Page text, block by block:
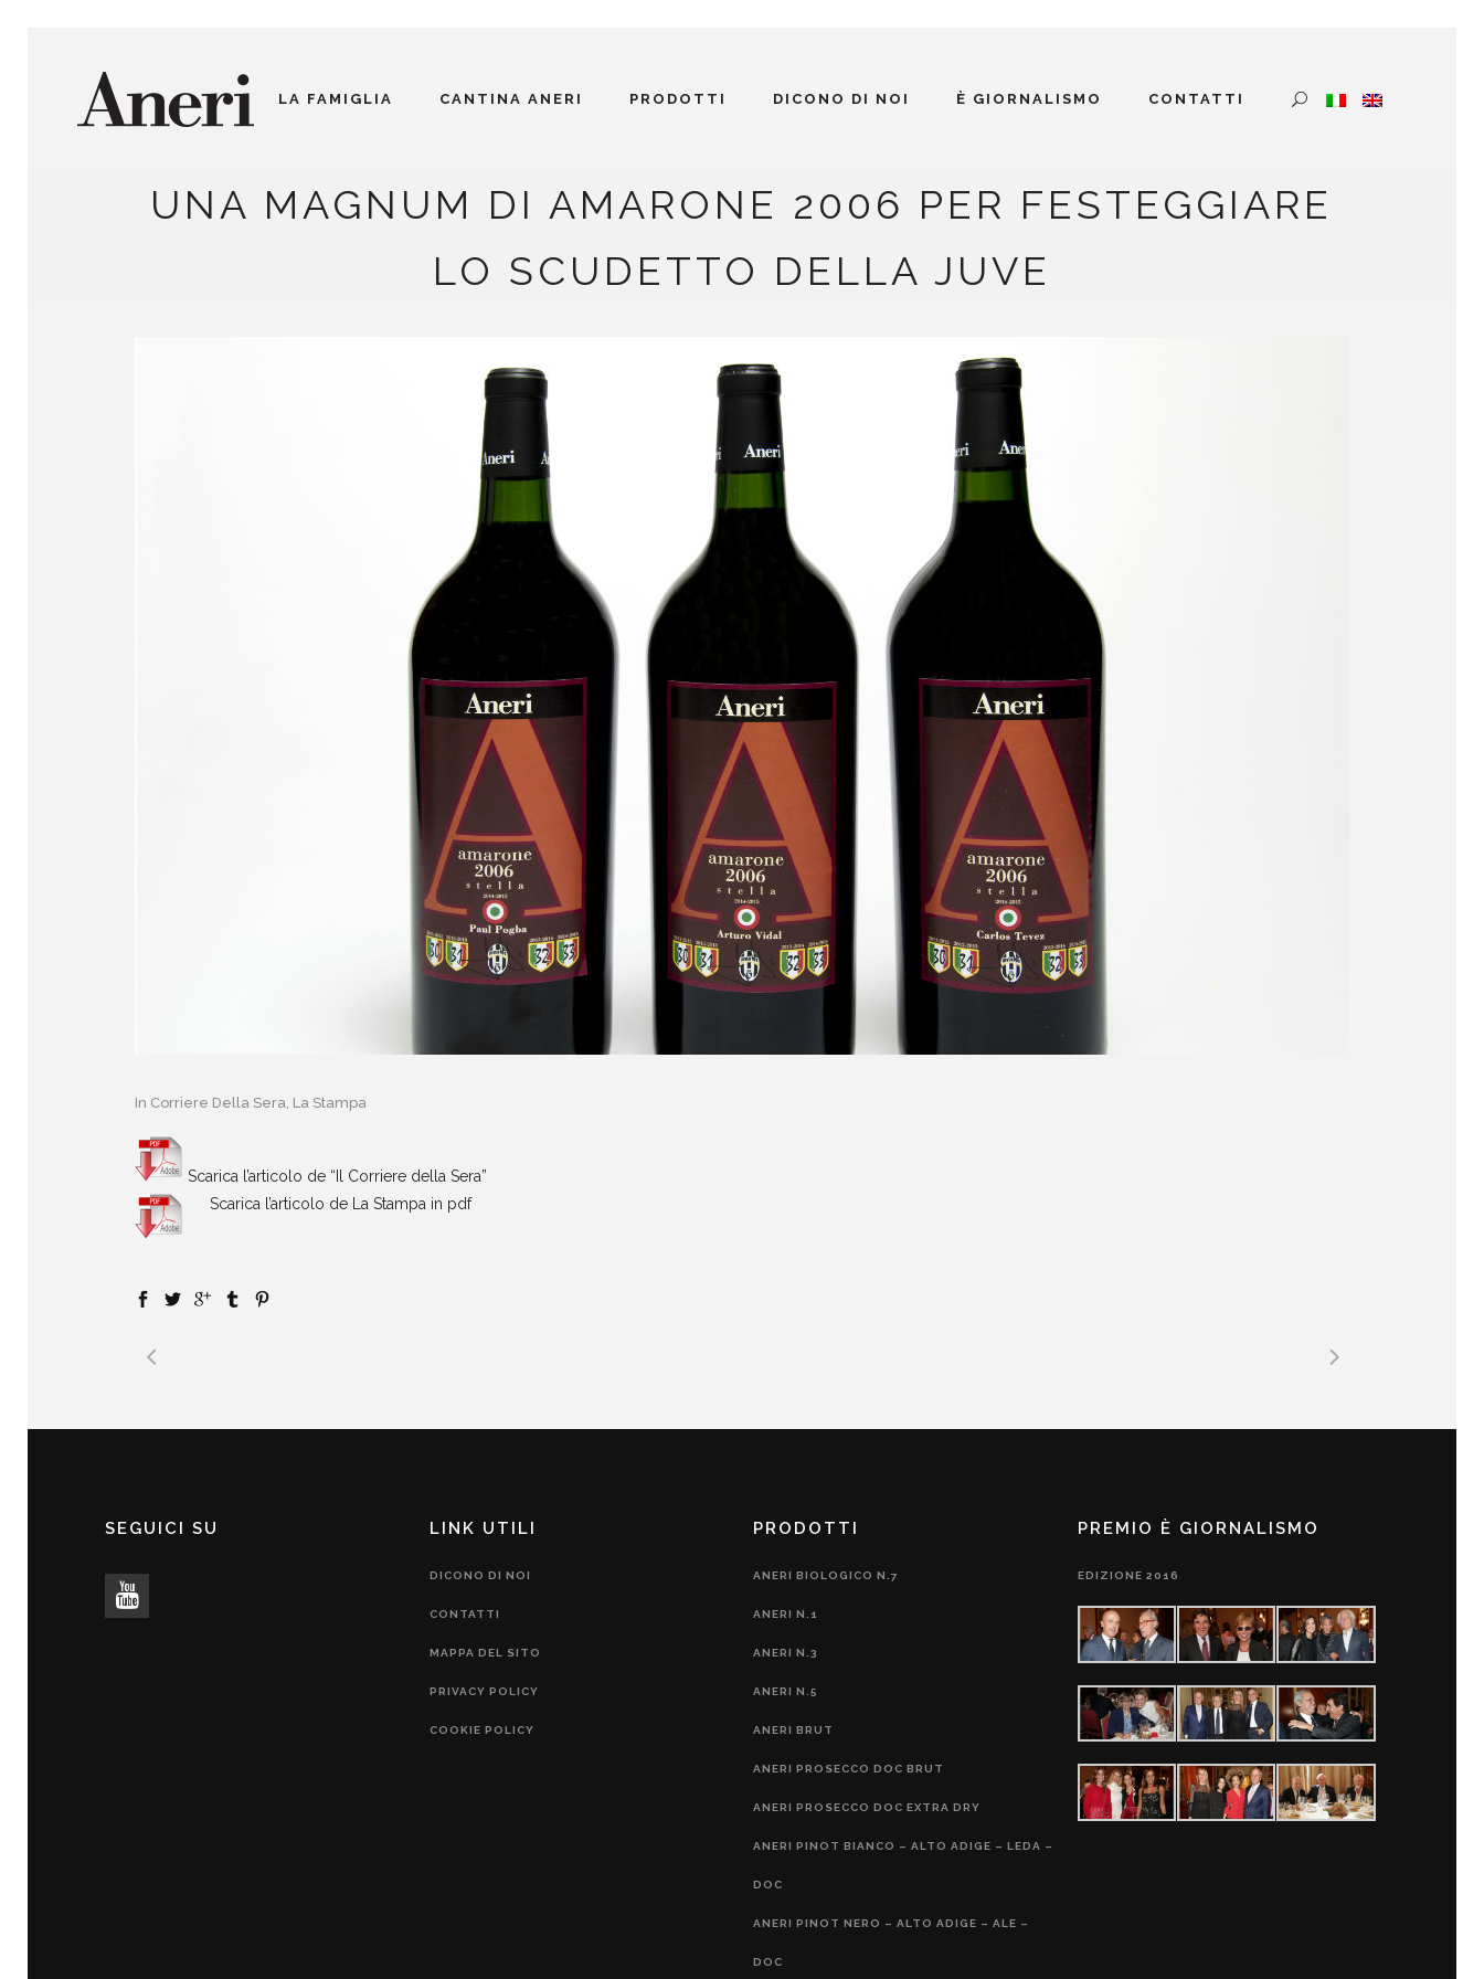
LA FAMIGLIA CANTINA ANERI PRODOTTI DICONO DI NOI È GIORNALISMO CONTATTI
UNA MAGNUM DI AMARONE 2006 PER FESTEGGIARE
LO SCUDETTO DELLA JUVE
In Corriere Della Sera La Stampa
Scarica l’articolo de “Il Corriere della Sera”
Scarica l’articolo de La Stampa in pdf
SEGUICI SU LINK UTILI
DICONO DI NOI
CONTATTI
MAPPA DEL SITO
PRIVACY POLICY
COOKIE POLICY
PRODOTTI
ANERI BIOLOGICO N.7
ANERI N.1
ANERI N.3
ANERI N.5
ANERI BRUT
ANERI PROSECCO DOC BRUT
ANERI PROSECCO DOC EXTRA DRY
ANERI PINOT BIANCO – ALTO ADIGE – LEDA –
DOC
ANERI PINOT NERO – ALTO ADIGE – ALE –
DOC
PREMIO È GIORNALISMO
EDIZIONE 2016